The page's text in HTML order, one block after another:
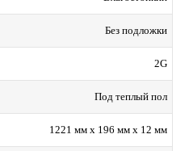
Без подложки
2G
Под теплый пол
1221 мм x 196 мм x 12 мм